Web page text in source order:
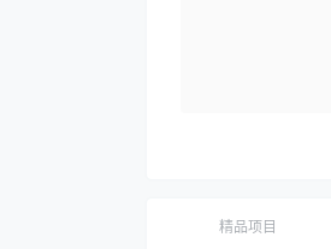
精品项目